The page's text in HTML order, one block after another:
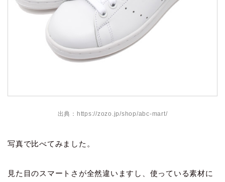
出典：https://zozo.jp/shop/abc-mart/
写真で比べてみました。
見た目のスマートさが全然違いますし、使っている素材に